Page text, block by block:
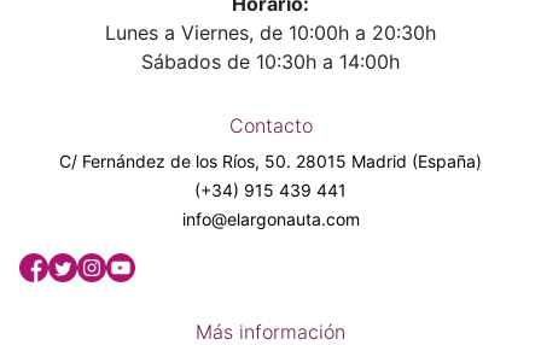
Lunes a Viernes, de 10:00h a 20:30h
Sábados de 10:30h a 14:00h
Contacto
C/ Fernández de los Ríos, 50. 28015 Madrid (España)
(+34) 915 439 441
info@elargonauta.com
Más información